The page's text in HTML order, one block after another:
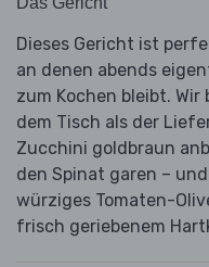
Dieses Gericht ist
an denen abends
zum Kochen bleibt.
dem Tisch als der
Zucchini goldbraun
den Spinat garen –
würziges Tomaten-
frisch geriebenem